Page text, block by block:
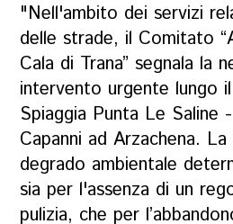
"Nell'ambito dei servizi
delle strade, il Comitato
Cala di Trana” segnala la
intervento urgente lungo
Spiaggia Punta Le Saline
Capanni ad Arzachena.
degrado ambientale
sia per l'assenza di un
pulizia, che per